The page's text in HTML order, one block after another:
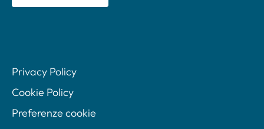
Privacy Policy
Cookie Policy
Preferenze cookie